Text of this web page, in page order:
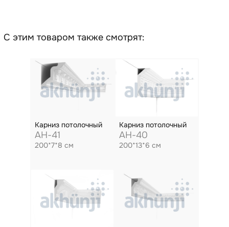
С этим товаром также смотрят:
Карниз потолочный
AH-41
200*7*8 см
Карниз потолочный
AH-40
200*13*6 см